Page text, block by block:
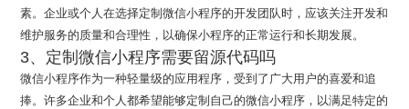
素。企业或个人在选择定制微信小程序的开发团队时，应该关注开发和
维护服务的质量和合理性，以确保小程序的正常运行和长期发展。
3、定制微信小程序需要留源代码吗
微信小程序作为一种轻量级的应用程序，受到了广大用户的喜爱和追
捧。许多企业和个人都希望能够定制自己的微信小程序，以满足特定的